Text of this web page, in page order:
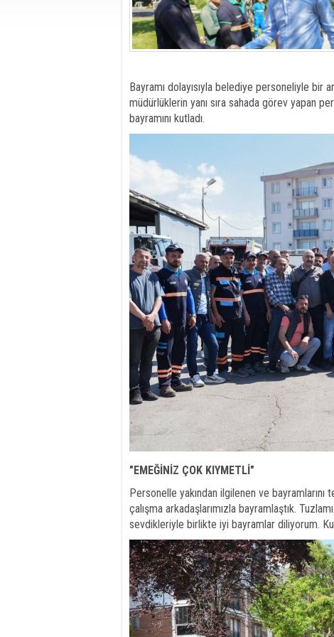
Bayramı dolayısıyla belediye personeliyle bir
müdürlüklerin yanı sıra sahada görev yapan
bayramını kutladı.
"EMEĞİNİZ ÇOK KIYMETLİ"
Personelle yakından ilgilenen ve bayramlarını
çalışma arkadaşlarımızla bayramlaştık.
sevdikleriyle birlikte iyi bayramlar diliyorum.